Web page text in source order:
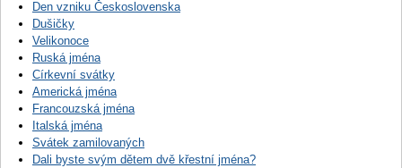
Den vzniku Československa
Dušičky
Velikonoce
Ruská jména
Církevní svátky
Americká jména
Francouzská jména
Italská jména
Svátek zamilovaných
Dali byste svým dětem dvě křestní jména?